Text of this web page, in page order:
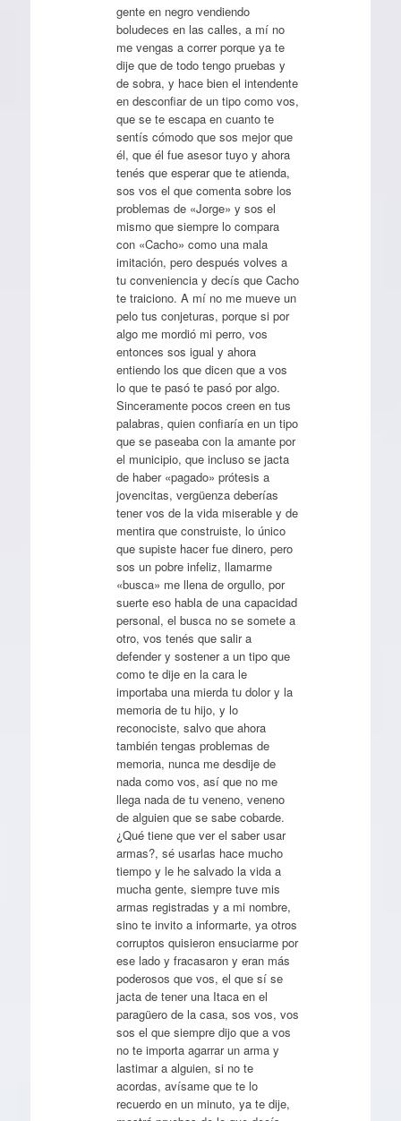
gente en negro vendiendo
boludeces en las calles, a mí no
me vengas a correr porque ya te
dije que de todo tengo pruebas y
de sobra, y hace bien el intendente
en desconfiar de un tipo como vos,
que se te escapa en cuanto te
sentís cómodo que sos mejor que
él, que él fue asesor tuyo y ahora
tenés que esperar que te atienda,
sos vos el que comenta sobre los
problemas de «Jorge» y sos el
mismo que siempre lo compara
con «Cacho» como una mala
imitación, pero después volves a
tu conveniencia y decís que Cacho
te traiciono. A mí no me mueve un
pelo tus conjeturas, porque si por
algo me mordió mi perro, vos
entonces sos igual y ahora
entiendo los que dicen que a vos
lo que te pasó te pasó por algo.
Sinceramente pocos creen en tus
palabras, quien confiaría en un tipo
que se paseaba con la amante por
el municipio, que incluso se jacta
de haber «pagado» prótesis a
jovencitas, vergüenza deberías
tener vos de la vida miserable y de
mentira que construiste, lo único
que supiste hacer fue dinero, pero
sos un pobre infeliz, llamarme
«busca» me llena de orgullo, por
suerte eso habla de una capacidad
personal, el busca no se somete a
otro, vos tenés que salir a
defender y sostener a un tipo que
como te dije en la cara le
importaba una mierda tu dolor y la
memoria de tu hijo, y lo
reconociste, salvo que ahora
también tengas problemas de
memoria, nunca me desdije de
nada como vos, así que no me
llega nada de tu veneno, veneno
de alguien que se sabe cobarde.
¿Qué tiene que ver el saber usar
armas?, sé usarlas hace mucho
tiempo y le he salvado la vida a
mucha gente, siempre tuve mis
armas registradas y a mi nombre,
sino te invito a informarte, ya otros
corruptos quisieron ensuciarme por
ese lado y fracasaron y eran más
poderosos que vos, el que sí se
jacta de tener una Itaca en el
paragüero de la casa, sos vos, vos
sos el que siempre dijo que a vos
no te importa agarrar un arma y
lastimar a alguien, si no te
acordas, avísame que te lo
recuerdo en un minuto, ya te dije,